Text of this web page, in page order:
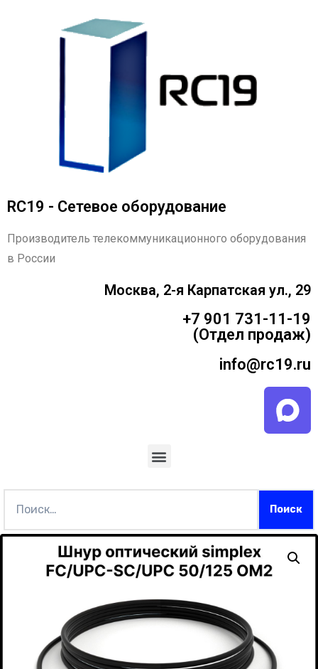
RC19 - Сетевое оборудование
Производитель телекоммуникационного оборудования
в России
Москва, 2-я Карпатская ул., 29
+7 901 731-11-19
(Отдел продаж)
info@rc19.ru